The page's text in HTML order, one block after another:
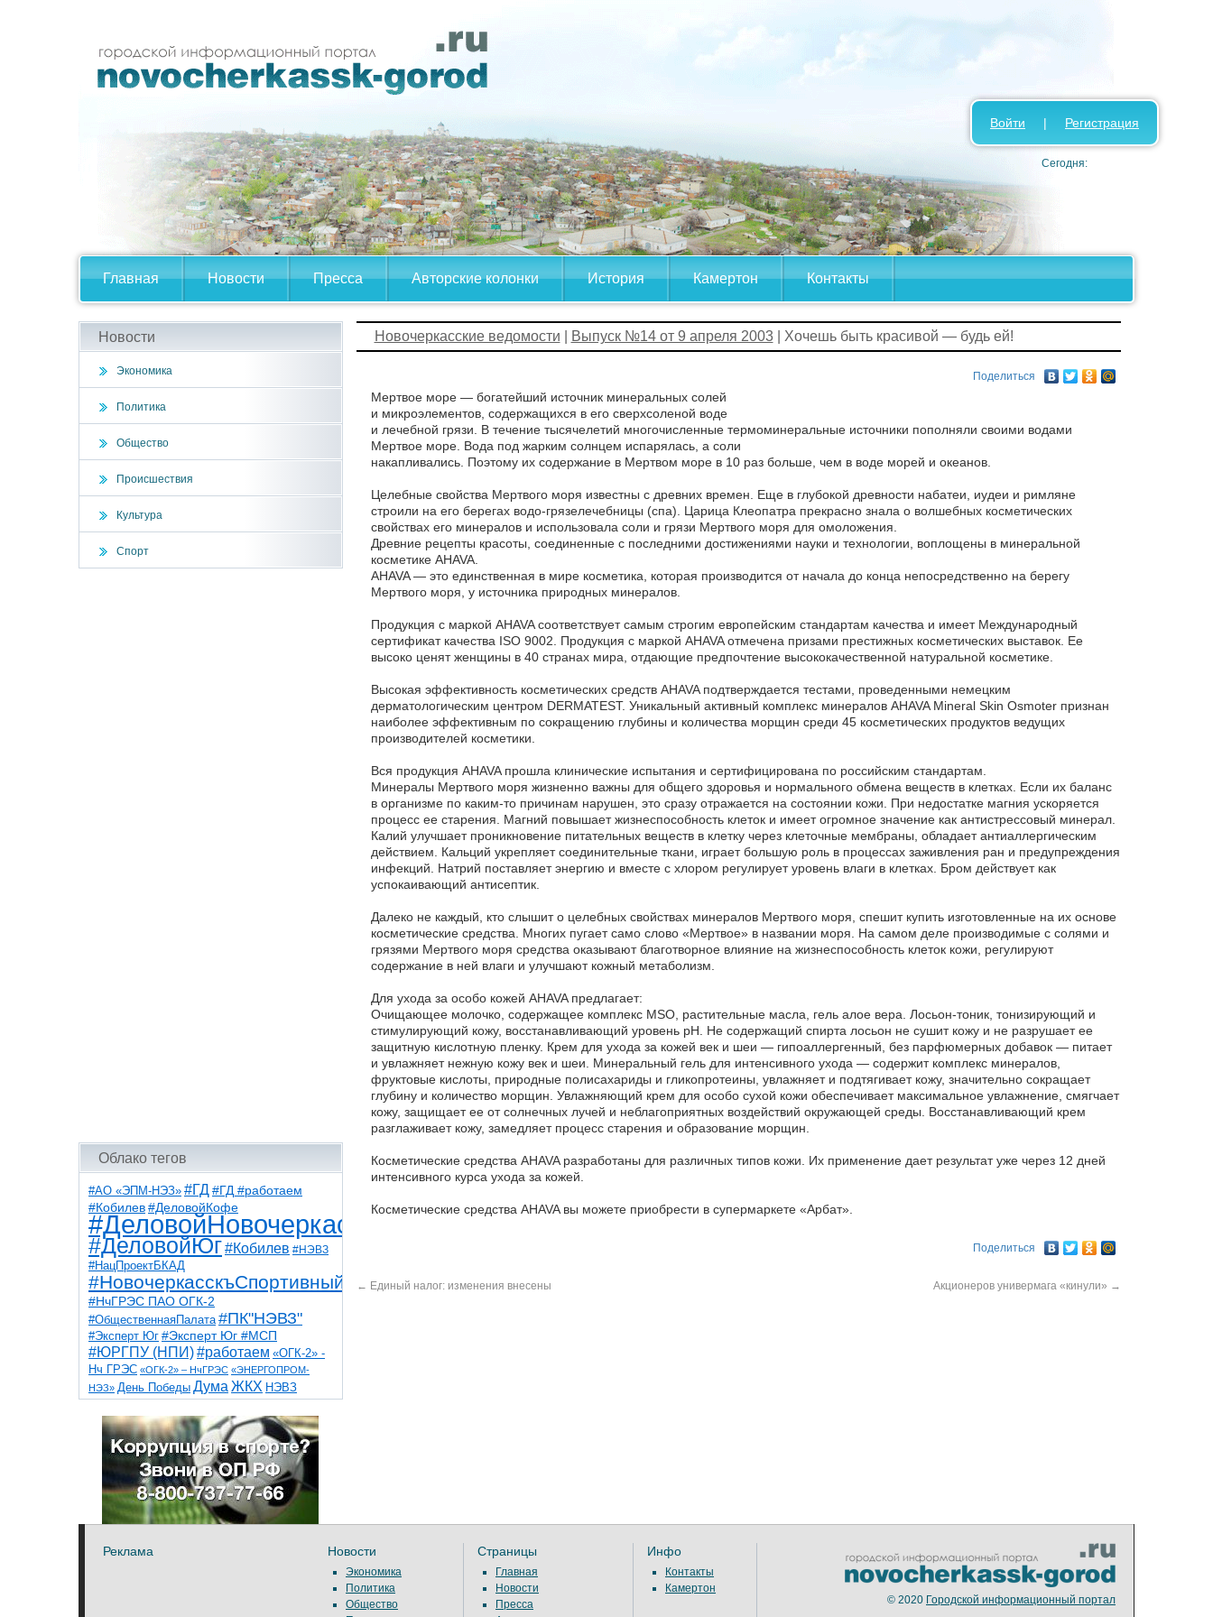
Главная Новости Пресса Авторские колонки История Камертон Контакты
Войти | Регистрация
Сегодня:
Новости
Экономика
Политика
Общество
Происшествия
Культура
Спорт
Облако тегов
#АО «ЭПМ-НЭЗ» #ГД #ГД #работаем
#Кобилев #ДеловойКофе
#ДеловойНовочеркасск
#ДеловойЮг#Кобилев #НЭВЗ
#НацПроектБКАД
#НовочеркасскъСпортивный
#НчГРЭС ПАО ОГК-2
#ОбщественнаяПалата #ПК"НЭВЗ"
#Эксперт Юг #Эксперт Юг #МСП
#ЮРГПУ (НПИ)#работаем «ОГК-2» -
Нч ГРЭС «ОГК-2» – НчГРЭС «ЭНЕРГОПРОМ-
НЭЗ» День Победы Дума ЖКХ НЭВЗ
НчГРЭС ТНТ
благоустройствоветераны выборы
детидороги казаки коррупция космос
общественная палата парк пожар роща
спорт театр транспорт художники
Новочеркасские ведомости Выпуск №14 от 9 апреля 2003| Хочешь быть красивой — будь ей!
Поделиться
Мертвое море — богатейший источник минеральных солей
и микроэлементов, содержащихся в его сверхсоленой воде
и лечебной грязи. В течение тысячелетий многочисленные термоминеральные источники пополняли своими водами
Мертвое море. Вода под жарким солнцем испарялась, а соли
накапливались. Поэтому их содержание в Мертвом море в 10 раз больше, чем в воде морей и океанов.
Целебные свойства Мертвого моря известны с древних времен. Еще в глубокой древности набатеи, иудеи и римляне
строили на его берегах водо-грязелечебницы (спа). Царица Клеопатра прекрасно знала о волшебных косметических
свойствах его минералов и использовала соли и грязи Мертвого моря для омоложения.
Древние рецепты красоты, соединенные с последними достижениями науки и технологии, воплощены в минеральной
косметике AHAVA.
AHAVA — это единственная в мире косметика, которая производится от начала до конца непосредственно на берегу
Мертвого моря, у источника природных минералов.
Продукция с маркой AHAVA соответствует самым строгим европейским стандартам качества и имеет Международный
сертификат качества ISO 9002. Продукция с маркой AHAVA отмечена призами престижных косметических выставок. Ее
высоко ценят женщины в 40 странах мира, отдающие предпочтение высококачественной натуральной косметике.
Высокая эффективность косметических средств AHAVA подтверждается тестами, проведенными немецким
дерматологическим центром DERMATEST. Уникальный активный комплекс минералов AHAVA Mineral Skin Osmoter признан
наиболее эффективным по сокращению глубины и количества морщин среди 45 косметических продуктов ведущих
производителей косметики.
Вся продукция AHAVA прошла клинические испытания и сертифицирована по российским стандартам.
Минералы Мертвого моря жизненно важны для общего здоровья и нормального обмена веществ в клетках. Если их баланс
в организме по каким-то причинам нарушен, это сразу отражается на состоянии кожи. При недостатке магния ускоряется
процесс ее старения. Магний повышает жизнеспособность клеток и имеет огромное значение как антистрессовый минерал.
Калий улучшает проникновение питательных веществ в клетку через клеточные мембраны, обладает антиаллергическим
действием. Кальций укрепляет соединительные ткани, играет большую роль в процессах заживления ран и предупреждения
инфекций. Натрий поставляет энергию и вместе с хлором регулирует уровень влаги в клетках. Бром действует как
успокаивающий антисептик.
Далеко не каждый, кто слышит о целебных свойствах минералов Мертвого моря, спешит купить изготовленные на их основе
косметические средства. Многих пугает само слово «Мертвое» в названии моря. На самом деле производимые с солями и
грязями Мертвого моря средства оказывают благотворное влияние на жизнеспособность клеток кожи, регулируют
содержание в ней влаги и улучшают кожный метаболизм.
Для ухода за особо кожей AHAVA предлагает:
Очищающее молочко, содержащее комплекс MSO, растительные масла, гель алое вера. Лосьон-тоник, тонизирующий и
стимулирующий кожу, восстанавливающий уровень pH. Не содержащий спирта лосьон не сушит кожу и не разрушает ее
защитную кислотную пленку. Крем для ухода за кожей век и шеи — гипоаллергенный, без парфюмерных добавок — питает
и увлажняет нежную кожу век и шеи. Минеральный гель для интенсивного ухода — содержит комплекс минералов,
фруктовые кислоты, природные полисахариды и гликопротеины, увлажняет и подтягивает кожу, значительно сокращает
глубину и количество морщин. Увлажняющий крем для особо сухой кожи обеспечивает максимальное увлажнение, смягчает
кожу, защищает ее от солнечных лучей и неблагоприятных воздействий окружающей среды. Восстанавливающий крем
разглаживает кожу, замедляет процесс старения и образование морщин.
Косметические средства AHAVA разработаны для различных типов кожи. Их применение дает результат уже через 12 дней
интенсивного курса ухода за кожей.
Косметические средства AHAVA вы можете приобрести в супермаркете «Арбат».
Поделиться
← Единый налог: изменения внесены Акционеров универмага «кинули» →
Реклама Новости
Экономика
Политика
Общество
Страницы
Главная
Новости
Пресса
Инфо
Контакты
Камертон
© 2020 Городской информационный портал